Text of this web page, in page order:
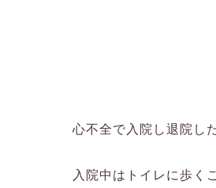
心不全で入院し退院し
入院中はトイレに歩く